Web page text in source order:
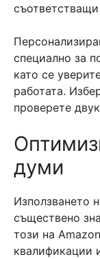
специално за
като се
работата.
проверете
думи
Използването
съществено
този на
квалификации